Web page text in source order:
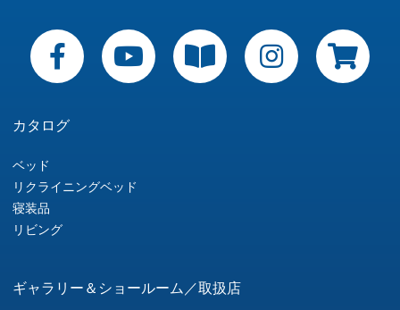
カタログ
ベッド
リクライニングベッド
寝装品
リビング
ギャラリー＆ショールーム／取扱店